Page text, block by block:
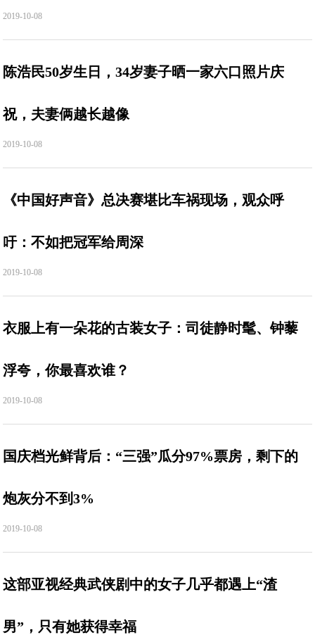
2019-10-08
陈浩民50岁生日，34岁妻子晒一家六口照片庆
祝，夫妻俩越长越像
2019-10-08
《中国好声音》总决赛堪比车祸现场，观众呼
吁：不如把冠军给周深
2019-10-08
衣服上有一朵花的古装女子：司徒静时髦、钟藜
浮夸，你最喜欢谁？
2019-10-08
国庆档光鲜背后：“三强”瓜分97%票房，剩下的
炮灰分不到3%
2019-10-08
这部亚视经典武侠剧中的女子几乎都遇上“渣
男”，只有她获得幸福